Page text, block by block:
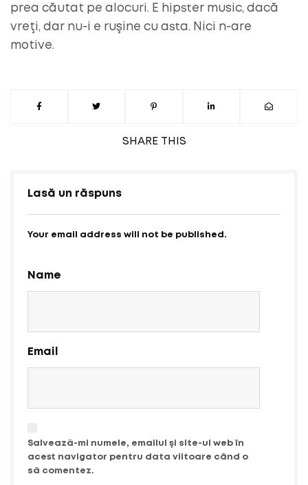
SHARE THIS
prea căutat pe alocuri. E hipster music, dacă
vreţi, dar nu-i e ruşine cu asta. Nici n-are
motive.
Lasă un răspuns
Your email address will not be published.
Name
Email
Salvează-mi numele, emailul și site-ul web în
acest navigator pentru data viitoare când o
să comentez.